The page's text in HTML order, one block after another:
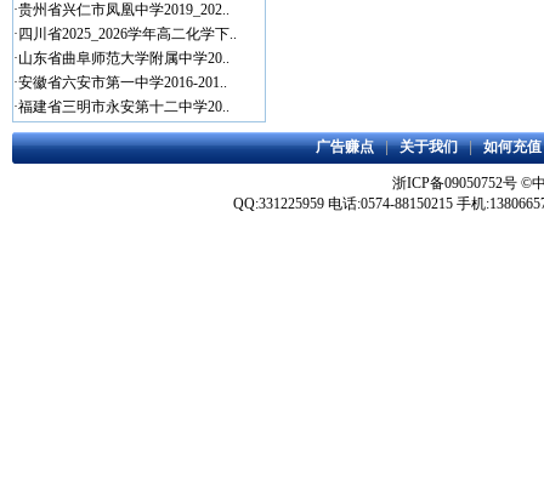
·贵州省兴仁市凤凰中学2019_202..
· 四川省2025_2026学年高二化学下..
·山东省曲阜师范大学附属中学20..
·安徽省六安市第一中学2016-201..
·福建省三明市永安第十二中学20..
广告赚点|关于我们|如何充值
浙ICP备09050752号 ©
QQ:331225959 电话:0574-88150215 手机